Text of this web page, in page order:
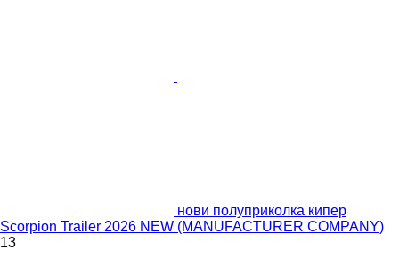
нови полуприколка кипер
Scorpion Trailer 2026 NEW (MANUFACTURER COMPANY)
13